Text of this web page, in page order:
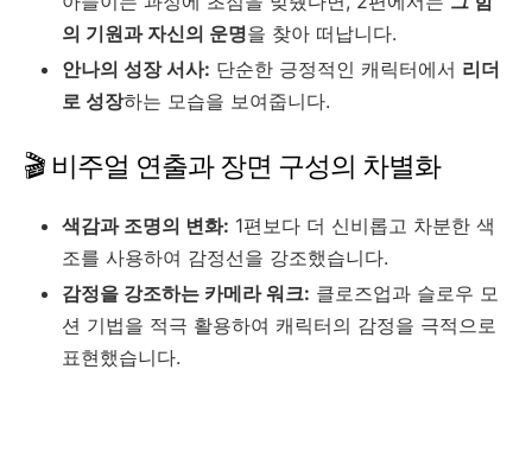
의 기원과 자신의 운명을 찾아 떠납니다.
안나의 성장 서사: 단순한 긍정적인 캐릭터에서 리더
로 성장하는 모습을 보여줍니다.
🎬 비주얼 연출과 장면 구성의 차별화
색감과 조명의 변화: 1편보다 더 신비롭고 차분한 색
조를 사용하여 감정선을 강조했습니다.
감정을 강조하는 카메라 워크: 클로즈업과 슬로우 모
션 기법을 적극 활용하여 캐릭터의 감정을 극적으로
표현했습니다.